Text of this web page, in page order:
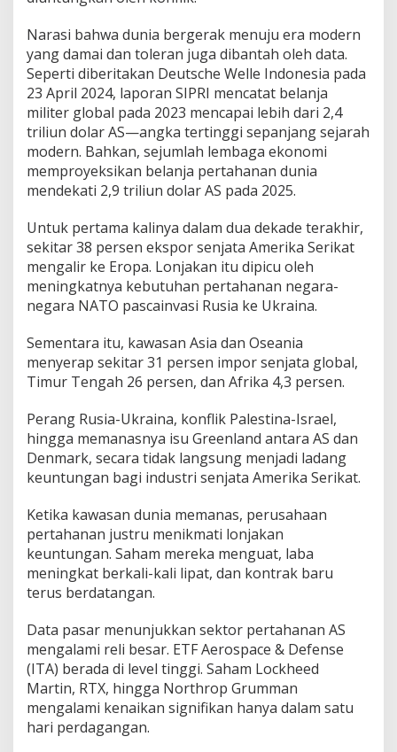
Narasi bahwa dunia bergerak menuju era modern
yang damai dan toleran juga dibantah oleh data.
Seperti diberitakan Deutsche Welle Indonesia pada
23 April 2024, laporan SIPRI mencatat belanja
militer global pada 2023 mencapai lebih dari 2,4
triliun dolar AS—angka tertinggi sepanjang sejarah
modern. Bahkan, sejumlah lembaga ekonomi
memproyeksikan belanja pertahanan dunia
mendekati 2,9 triliun dolar AS pada 2025.
Untuk pertama kalinya dalam dua dekade terakhir,
sekitar 38 persen ekspor senjata Amerika Serikat
mengalir ke Eropa. Lonjakan itu dipicu oleh
meningkatnya kebutuhan pertahanan negara-
negara NATO pascainvasi Rusia ke Ukraina.
Sementara itu, kawasan Asia dan Oseania
menyerap sekitar 31 persen impor senjata global,
Timur Tengah 26 persen, dan Afrika 4,3 persen.
Perang Rusia-Ukraina, konflik Palestina-Israel,
hingga memanasnya isu Greenland antara AS dan
Denmark, secara tidak langsung menjadi ladang
keuntungan bagi industri senjata Amerika Serikat.
Ketika kawasan dunia memanas, perusahaan
pertahanan justru menikmati lonjakan
keuntungan. Saham mereka menguat, laba
meningkat berkali-kali lipat, dan kontrak baru
terus berdatangan.
Data pasar menunjukkan sektor pertahanan AS
mengalami reli besar. ETF Aerospace & Defense
(ITA) berada di level tinggi. Saham Lockheed
Martin, RTX, hingga Northrop Grumman
mengalami kenaikan signifikan hanya dalam satu
hari perdagangan.